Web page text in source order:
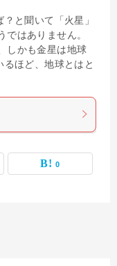
と聞いて「火星」
ではありません。
しかも金星は地球
るほど、地球とはと
0